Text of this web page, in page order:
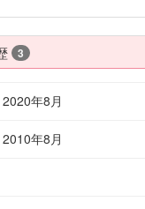
3
年8月
年8月